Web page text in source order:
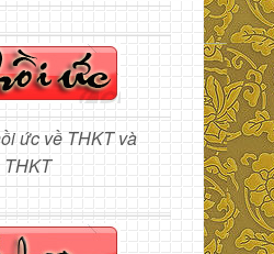
ức về THKT và
THKT